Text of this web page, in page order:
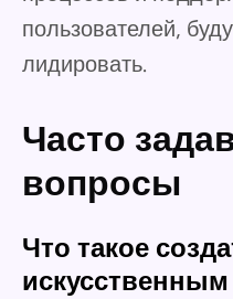
пользователей,
лидировать.
Часто
вопросы
Что такое